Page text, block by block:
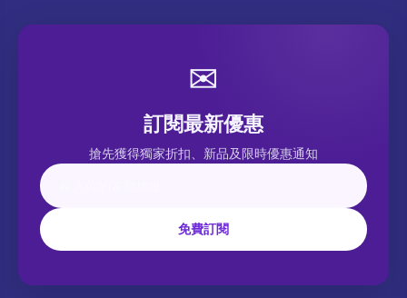
✉
訂閱最新優惠
搶先獲得獨家折扣、新品及限時優惠通知
免費訂閱